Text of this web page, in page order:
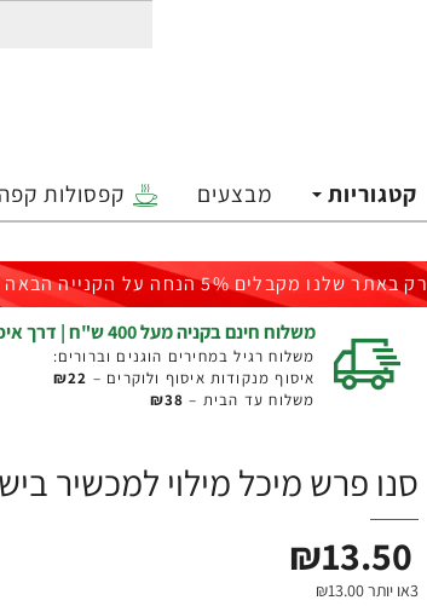
קטגוריות מבצעים קפסולות קפה
רק באתר שלנו מקבלים 5% הנחה על הקנייה הבאה |
משלוח חינם בקניה מעל 400 ש"ח | דרך איפוסט עד 5 ק"ג
משלוח רגיל במחירים הוגנים וברורים:
איסוף מנקודות איסוף ולוקרים – ₪22
משלוח עד הבית – ₪38
סנו פרש מיכל מילוי למכשיר בישום
₪13.50
3או יותר ₪13.00